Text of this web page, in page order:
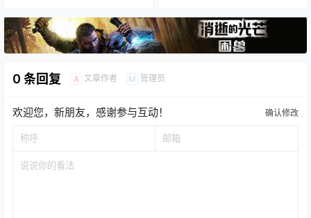
0 条回复 A 文章作者 M 管理员
欢迎您，新朋友，感谢参与互动！ 确认修改